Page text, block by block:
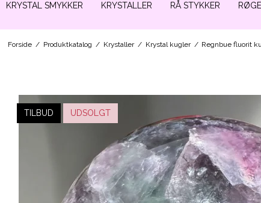
KRYSTAL SMYKKER KRYSTALLER RÅ STYKKER
Forside / Produktkatalog / Krystaller / Krystal kugler / Regnbue fluorit
TILBUD UDSOLGT